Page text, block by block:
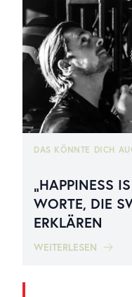
DAS KÖNNTE DICH
„HAPPINESS
WORTE, DIE
ERKLÄREN
WEITERLESEN